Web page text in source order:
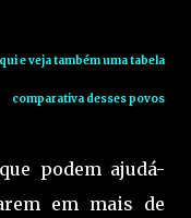
e veja também uma tabela
comparativa desses povos
podem ajudá-
em mais de